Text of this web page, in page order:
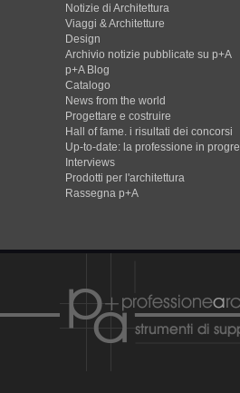
Notizie di Architettura
Viaggi & Architetture
Design
Archivio notizie pubblicate su p+A
p+A Blog
Catalogo
News from the world
Progettare e costruire
Hall of fame. i risultati dei concorsi
Up-to-date: la professione in
Interviews
Prodotti per l'architettura
Rassegna p+A